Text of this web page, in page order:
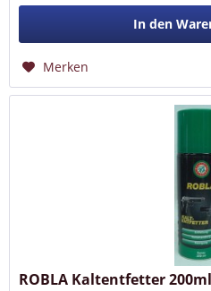
In den
Merken
ROBLA Kaltentfetter